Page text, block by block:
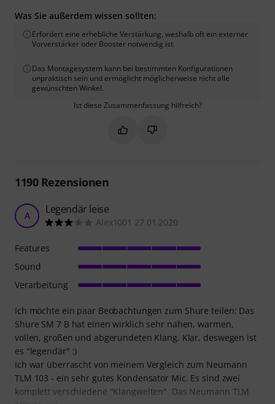
Was Sie außerdem wissen sollten:
Erfordert eine erhebliche Verstärkung, weshalb oft ein externer
Vorverstärker oder Booster notwendig ist.
Das Montagesystem kann bei bestimmten Konfigurationen
unpraktisch sein und ermöglicht möglicherweise nicht alle
gewünschten Winkel.
Ist diese Zusammenfassung hilfreich?
Markieren Sie diese
Markieren Sie diese
1190Rezensionen
A Legendär leise
Alex1001 27.01.2020
Ich möchte ein paar Beobachtungen zum Shure teilen: Das
Shure SM 7 B hat einen wirklich sehr nahen, warmen,
vollen, großen und abgerundeten Klang. Klar, deswegen ist
es "legendär" :)
Ich war überrascht von meinem Vergleich zum Neumann
TLM 103 - ein sehr gutes Kondensator Mic. Es sind zwei
komplett verschiedene "Klangwelten". Das Neumann TLM
Features
Sound
Verarbeitung